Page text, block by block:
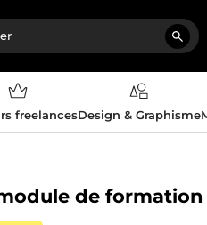
freelancesDesign & Graphisme
de formation